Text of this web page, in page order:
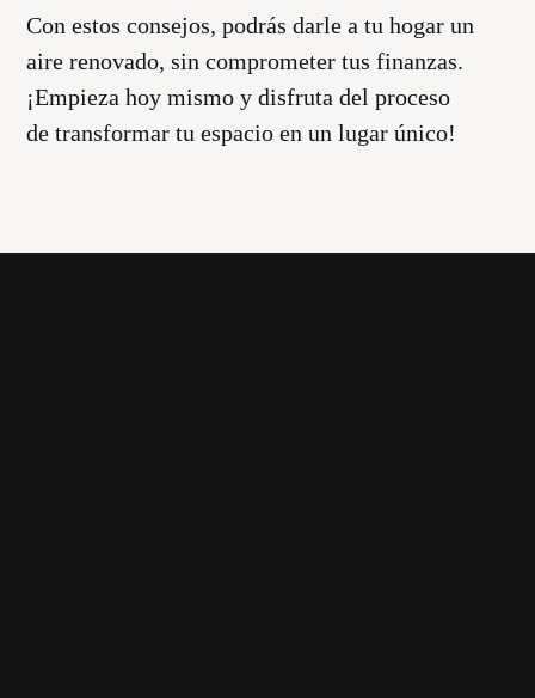
Con estos consejos, podrás darle a tu hogar un
aire renovado, sin comprometer tus finanzas.
¡Empieza hoy mismo y disfruta del proceso
de transformar tu espacio en un lugar único!